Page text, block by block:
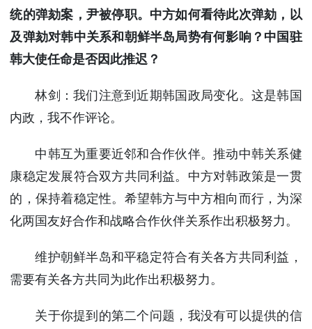
统的弹劾案，尹被停职。中方如何看待此次弹劾，以
及弹劾对韩中关系和朝鲜半岛局势有何影响？中国驻
韩大使任命是否因此推迟？
林剑：我们注意到近期韩国政局变化。这是韩国
内政，我不作评论。
中韩互为重要近邻和合作伙伴。推动中韩关系健
康稳定发展符合双方共同利益。中方对韩政策是一贯
的，保持着稳定性。希望韩方与中方相向而行，为深
化两国友好合作和战略合作伙伴关系作出积极努力。
维护朝鲜半岛和平稳定符合有关各方共同利益，
需要有关各方共同为此作出积极努力。
关于你提到的第二个问题，我没有可以提供的信